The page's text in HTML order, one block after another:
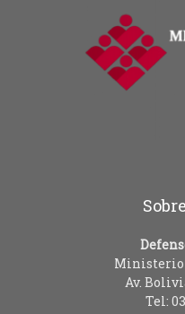
Ministerio
Av.
Tel: